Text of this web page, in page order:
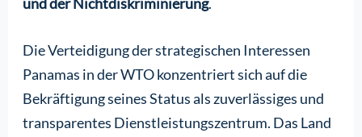
Die Verteidigung der strategischen Interessen
Panamas in der WTO konzentriert sich auf die
Bekräftigung seines Status als zuverlässiges und
transparentes Dienstleistungszentrum. Das Land